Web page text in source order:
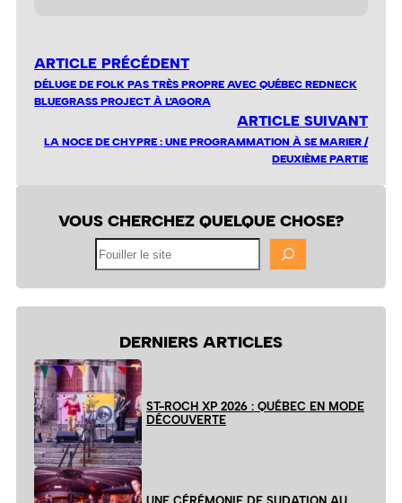
ARTICLE PRÉCÉDENT
DÉLUGE DE FOLK PAS TRÈS PROPRE AVEC QUÉBEC REDNECK
BLUEGRASS PROJECT À L’AGORA
ARTICLE SUIVANT
LA NOCE DE CHYPRE : UNE PROGRAMMATION À SE MARIER /
DEUXIÈME PARTIE
VOUS CHERCHEZ QUELQUE CHOSE?
DERNIERS ARTICLES
ST-ROCH XP 2026 : QUÉBEC EN MODE
DÉCOUVERTE